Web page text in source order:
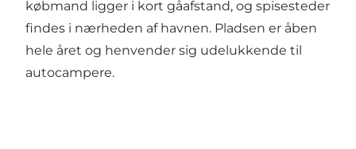
købmand ligger i kort gåafstand, og spisesteder
findes i nærheden af havnen. Pladsen er åben
hele året og henvender sig udelukkende til
autocampere.